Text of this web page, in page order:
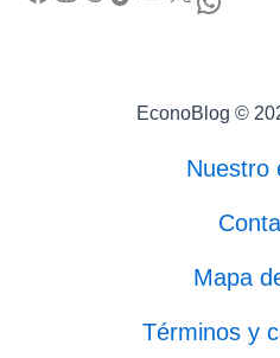
EconoBlog ©
Nuestro
Mapa
Términos y